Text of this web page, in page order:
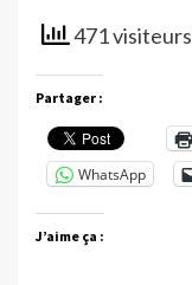
471
Partager :
WhatsApp
J’aime ça :